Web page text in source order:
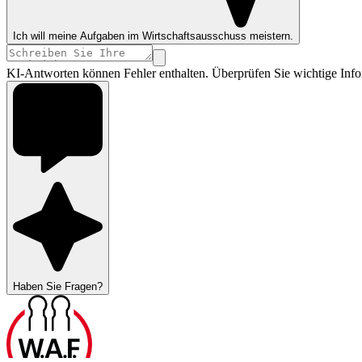
Ich will meine Aufgaben im Wirtschaftsausschuss meistern.
KI-Antworten können Fehler enthalten. Überprüfen Sie wichtige
Haben Sie Fragen?